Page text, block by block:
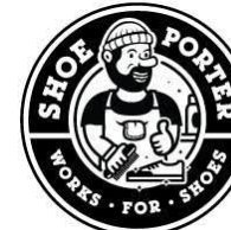
Home
5
Merusak